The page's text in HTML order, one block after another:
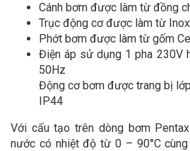
Cánh bơm được làm từ đồng
Trục động cơ được làm từ
Phớt bơm được làm từ gốm
Điện áp sử dụng 1 pha 230V
50Hz
Động cơ bơm được trang bị
IP44
Với cấu tạo trên dòng bơm
nước có nhiệt độ từ 0 – 90°C